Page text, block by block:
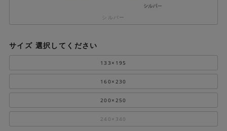
シルバー
サイズ 選択してください
133×195
160×230
200×250
240×340